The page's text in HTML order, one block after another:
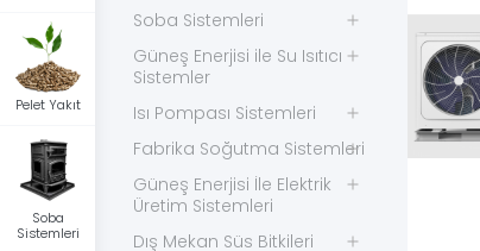
Pelet Yakıt
Soba
Sistemleri
Soba Sistemleri
Güneş Enerjisi ile Su Isıtıcı
Sistemler
Isı Pompası Sistemleri
Fabrika Soğutma Sistemleri
Güneş Enerjisi İle Elektrik
Üretim Sistemleri
Dış Mekan Süs Bitkileri